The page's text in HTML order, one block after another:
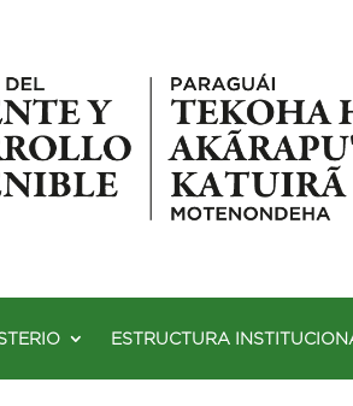
ESTRUCTURA